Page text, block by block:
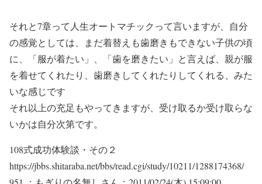
それと7章って人生オートマチックって言いますが、自分
の感覚としては、まだ着替えも歯磨きもできない子供の頃
に、「服が着たい」、「歯を磨きたい」と言えば、親が服
を着せてくれたり、歯磨きしてくれたりしてくれる、みた
いな感じです
それ以上の充足もやってきますが、受け取るか受け取らな
いかは自分次第です。
108式成功体験談・その２
https://jbbs.shitaraba.net/bbs/read.cgi/study/10211/1288174368/